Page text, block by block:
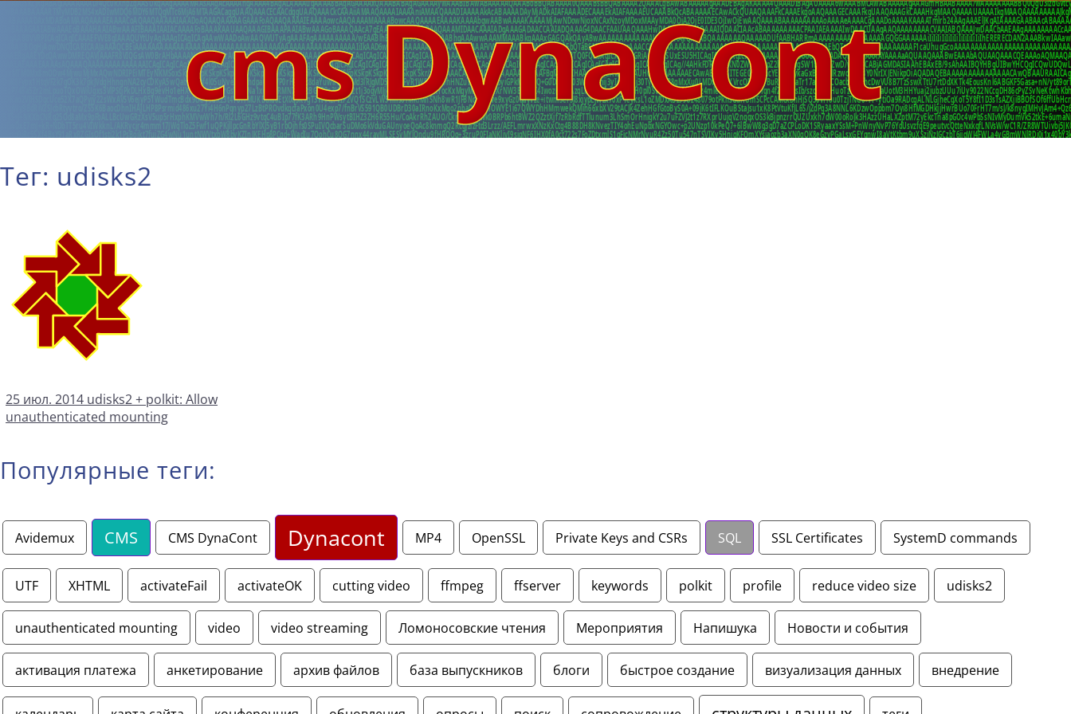
Тег: udisks2
25 июл. 2014 udisks2 + polkit: Allow
unauthenticated mounting
Популярные теги:
Avidemux CMS CMS DynaCont Dynacont MP4 OpenSSL Private Keys and CSRs SQL SSL Certificates SystemD commands
UTF XHTML activateFail activateOK cutting video ffmpeg ffserver keywords polkit profile reduce video size udisks2
unauthenticated mounting video video streaming Ломоносовские чтения Мероприятия Напишука Новости и события
активация платежа анкетирование архив файлов база выпускников блоги быстрое создание визуализация данных внедрение